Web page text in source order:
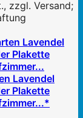
zzgl. Versand;
Lavendel
Plakette